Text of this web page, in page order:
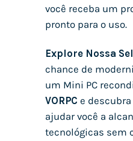
você receba um
pronto para o uso.
Explore Nossa
chance de
um Mini PC
VORPC e
ajudar você a
tecnológicas sem